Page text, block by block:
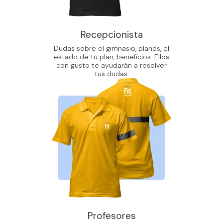
Recepcionista
Dudas sobre el gimnasio, planes, el
estado de tu plan, beneficios. Ellos
con gusto te ayudarán a resolver
tus dudas.
Profesores